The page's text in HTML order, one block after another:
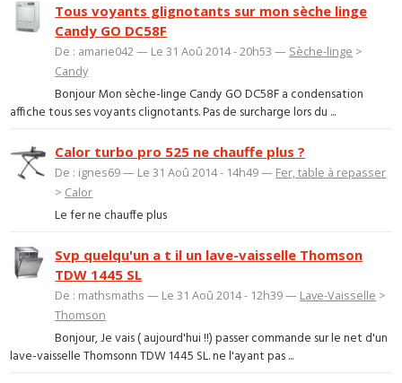
Tous voyants glignotants sur mon sèche linge
Candy GO DC58F
De : amarie042 — Le 31 Aoû 2014 - 20h53 — Sèche-linge >
Candy
Bonjour Mon sèche-linge Candy GO DC58F a condensation
affiche tous ses voyants clignotants. Pas de surcharge lors du ...
Calor turbo pro 525 ne chauffe plus ?
De : ignes69 — Le 31 Aoû 2014 - 14h49 — Fer, table à repasser
> Calor
Le fer ne chauffe plus
Svp quelqu'un a t il un lave-vaisselle Thomson
TDW 1445 SL
De : mathsmaths — Le 31 Aoû 2014 - 12h39 — Lave-Vaisselle >
Thomson
Bonjour, Je vais ( aujourd'hui !!) passer commande sur le net d'un
lave-vaisselle Thomsonn TDW 1445 SL. ne l'ayant pas ...